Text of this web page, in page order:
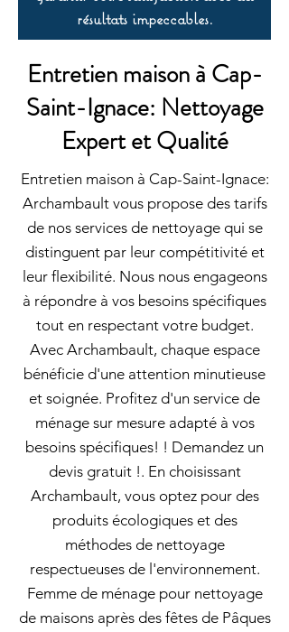
résultats impeccables.
Entretien maison à Cap-
Saint-Ignace: Nettoyage
Expert et Qualité
Entretien maison à Cap-Saint-Ignace:
Archambault vous propose des tarifs
de nos services de nettoyage qui se
distinguent par leur compétitivité et
leur flexibilité. Nous nous engageons
à répondre à vos besoins spécifiques
tout en respectant votre budget.
Avec Archambault, chaque espace
bénéficie d'une attention minutieuse
et soignée. Profitez d'un service de
ménage sur mesure adapté à vos
besoins spécifiques! ! Demandez un
devis gratuit !. En choisissant
Archambault, vous optez pour des
produits écologiques et des
méthodes de nettoyage
respectueuses de l'environnement.
Femme de ménage pour nettoyage
de maisons après des fêtes de Pâques